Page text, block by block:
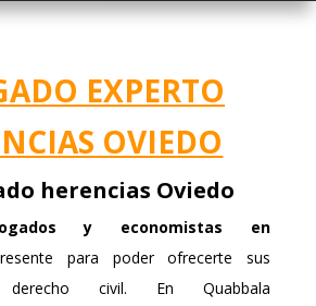
EXPERTO
OVIEDO
herencias Oviedo
y economistas en
para poder ofrecerte sus
civil. En Quabbala